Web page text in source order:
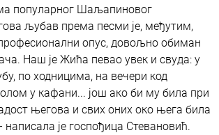
популарног Шаљапиновог
љубав према песми је, међутим,
опус, довољно обиман
Наш је Жића певао увек и свуда: у
по ходницима, на вечери код
у кафани... још ако би му била при
његова и свих оних око њега била
написала је госпођица Стевановић.